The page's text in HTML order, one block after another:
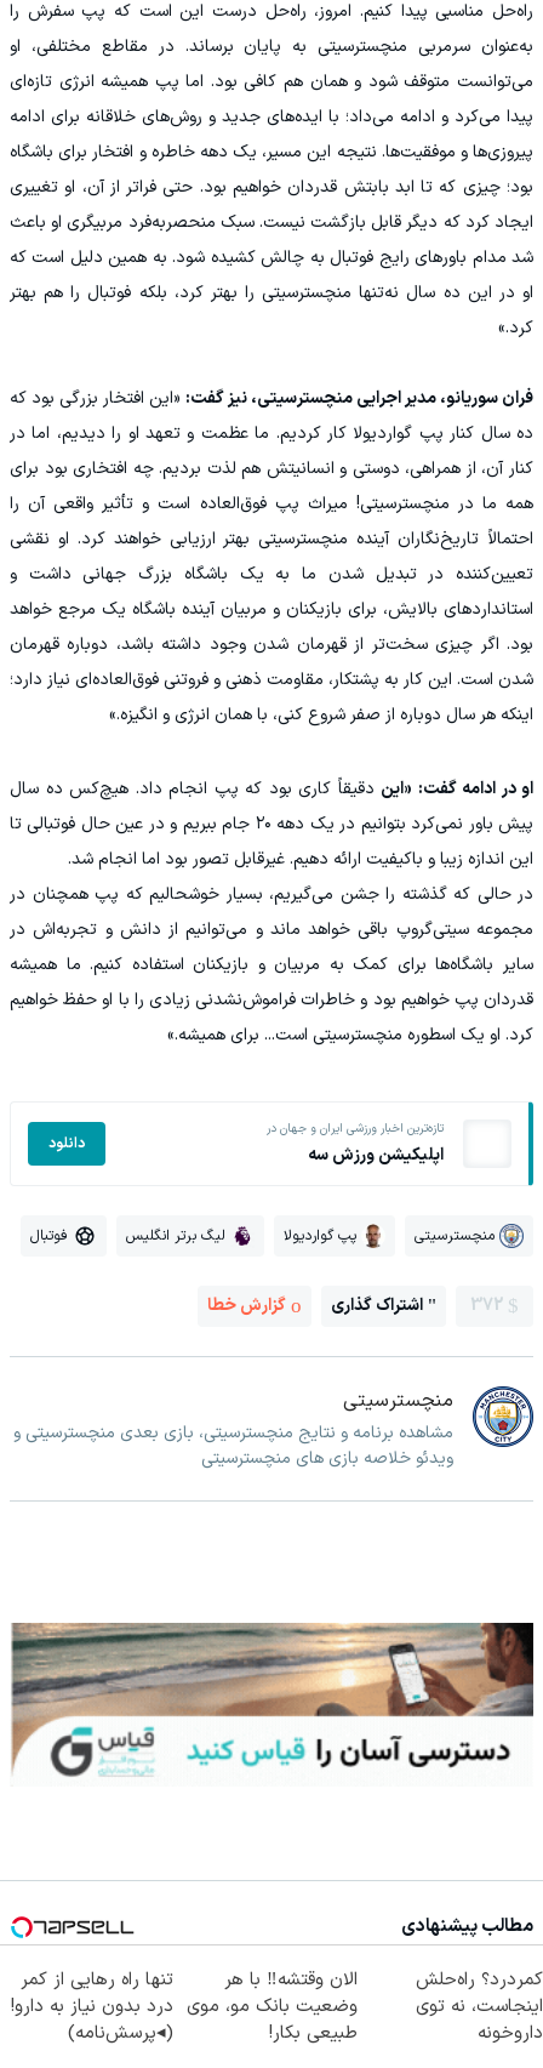
راه‌حل مناسبی پیدا کنیم. امروز، راه‌حل درست این است که پپ سفرش را
به‌عنوان سرمربی منچسترسیتی به پایان برساند. در مقاطع مختلفی، او
می‌توانست متوقف شود و همان هم کافی بود. اما پپ همیشه انرژی تازه‌ای
پیدا می‌کرد و ادامه می‌داد؛ با ایده‌های جدید و روش‌های خلاقانه برای ادامه
پیروزی‌ها و موفقیت‌ها. نتیجه این مسیر، یک دهه خاطره و افتخار برای باشگاه
بود؛ چیزی که تا ابد بابتش قدردان خواهیم بود. حتی فراتر از آن، او تغییری
ایجاد کرد که دیگر قابل بازگشت نیست. سبک منحصربه‌فرد مربیگری او باعث
شد مدام باورهای رایج فوتبال به چالش کشیده شود. به همین دلیل است که
او در این ده سال نه‌تنها منچسترسیتی را بهتر کرد، بلکه فوتبال را هم بهتر
کرد.»
فران سوریانو، مدیر اجرایی منچسترسیتی، نیز گفت: «این افتخار بزرگی بود که
ده سال کنار پپ گواردیولا کار کردیم. ما عظمت و تعهد او را دیدیم، اما در
کنار آن، از همراهی، دوستی و انسانیتش هم لذت بردیم. چه افتخاری بود برای
همه ما در منچسترسیتی! میراث پپ فوق‌العاده است و تأثیر واقعی آن را
احتمالاً تاریخ‌نگاران آینده منچسترسیتی بهتر ارزیابی خواهند کرد. او نقشی
تعیین‌کننده در تبدیل شدن ما به یک باشگاه بزرگ جهانی داشت و
استانداردهای بالایش، برای بازیکنان و مربیان آینده باشگاه یک مرجع خواهد
بود. اگر چیزی سخت‌تر از قهرمان شدن وجود داشته باشد، دوباره قهرمان
شدن است. این کار به پشتکار، مقاومت ذهنی و فروتنی فوق‌العاده‌ای نیاز دارد؛
اینکه هر سال دوباره از صفر شروع کنی، با همان انرژی و انگیزه.»
او در ادامه گفت: «این دقیقاً کاری بود که پپ انجام داد. هیچ‌کس ده سال
پیش باور نمی‌کرد بتوانیم در یک دهه ۲۰ جام ببریم و در عین حال فوتبالی تا
این اندازه زیبا و باکیفیت ارائه دهیم. غیرقابل تصور بود اما انجام شد.
در حالی که گذشته را جشن می‌گیریم، بسیار خوشحالیم که پپ همچنان در
مجموعه سیتی‌گروپ باقی خواهد ماند و می‌توانیم از دانش و تجربه‌اش در
سایر باشگاه‌ها برای کمک به مربیان و بازیکنان استفاده کنیم. ما همیشه
قدردان پپ خواهیم بود و خاطرات فراموش‌نشدنی زیادی را با او حفظ خواهیم
کرد. او یک اسطوره منچسترسیتی است... برای همیشه.»
تازه‌ترین اخبار ورزشی ایران و جهان در
اپلیکیشن ورزش سه دانلود
منچسترسیتی پپ گواردیولا لیگ برتر انگلیس فوتبال
372 اشتراک گذاری گزارش خطا
منچسترسیتی
مشاهده برنامه و نتایج منچسترسیتی، بازی بعدی منچسترسیتی و
ویدئو خلاصه بازی های منچسترسیتی
مطالب پیشنهادی
کمردرد؟ راه‌حلش
اینجاست، نه توی
داروخونه
الان وقتشه‼️ با هر
وضعیت بانک مو، موی
طبیعی بکار!
تنها راه رهایی از کمر
درد بدون نیاز به دارو!
(◂پرسش‌نامه)